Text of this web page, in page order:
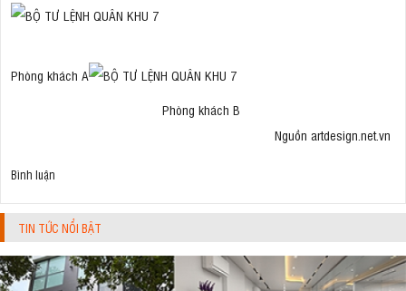
Phòng khách A
Phòng khách B
Nguồn artdesign.net.vn
Bình luận
TIN TỨC NỔI BẬT